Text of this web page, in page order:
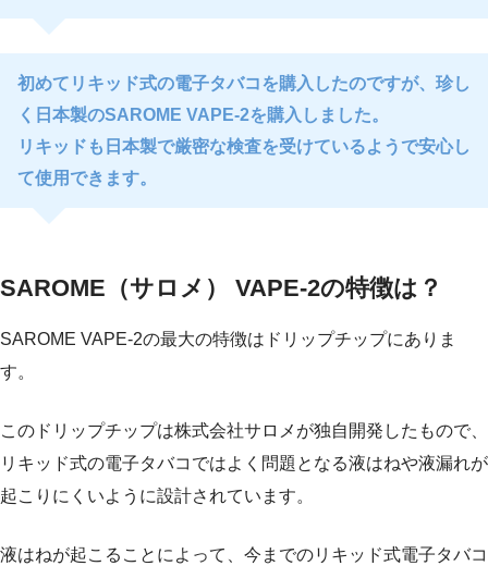
初めてリキッド式の電子タバコを購入したのですが、珍し
く日本製のSAROME VAPE-2を購入しました。
リキッドも日本製で厳密な検査を受けているようで安心し
て使用できます。
SAROME（サロメ） VAPE-2の特徴は？
SAROME VAPE-2の最大の特徴はドリップチップにありま
す。
このドリップチップは株式会社サロメが独自開発したもので、
リキッド式の電子タバコではよく問題となる液はねや液漏れが
起こりにくいように設計されています。
液はねが起こることによって、今までのリキッド式電子タバコ